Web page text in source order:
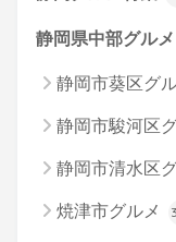
静岡県中部グルメ
静岡市葵区グ
静岡市駿河区
静岡市清水区
焼津市グルメ